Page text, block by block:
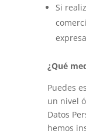
Si
¿Qué
Puedes
un nivel
Datos
hemos